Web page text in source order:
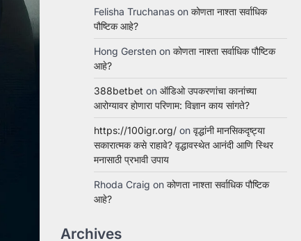
Felisha Truchanas on कोणता नाश्ता सर्वाधिक
पौष्टिक आहे?
Hong Gersten on कोणता नाश्ता सर्वाधिक पौष्टिक
आहे?
388betbet on ऑडिओ उपकरणांचा कानांच्या
आरोग्यावर होणारा परिणाम: विज्ञान काय सांगते?
https://100igr.org/ on वृद्धांनी मानसिकदृष्ट्या
सकारात्मक कसे राहावे? वृद्धावस्थेत आनंदी आणि स्थिर
मनासाठी प्रभावी उपाय
Rhoda Craig on कोणता नाश्ता सर्वाधिक पौष्टिक
आहे?
Archives